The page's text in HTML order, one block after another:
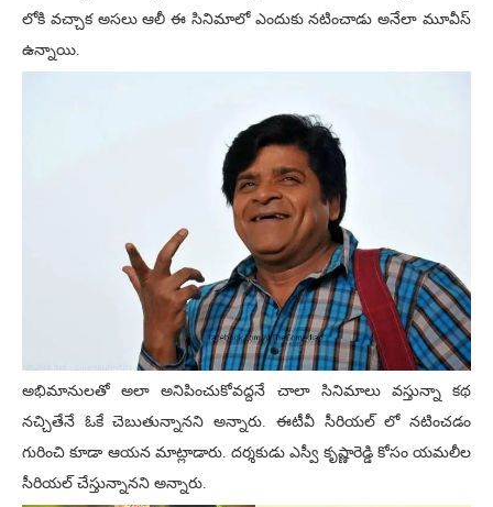
లోకి వచ్చాక అసలు ఆలీ ఈ సినిమాలో ఎందుకు నటించాడు అనేలా మూవీస్
ఉన్నాయి.
అభిమానులతో అలా అనిపించుకోవద్దనే చాలా సినిమాలు వస్తున్నా కథ
నచ్చితేనే ఓకే చెబుతున్నానని అన్నారు. ఈటీవీ సీరియల్ లో నటించడం
గురించి కూడా ఆయన మాట్లాడారు. దర్శకుడు ఎస్వీ కృష్ణారెడ్డి కోసం యమలీల
సీరియల్ చేస్తున్నానని అన్నారు.